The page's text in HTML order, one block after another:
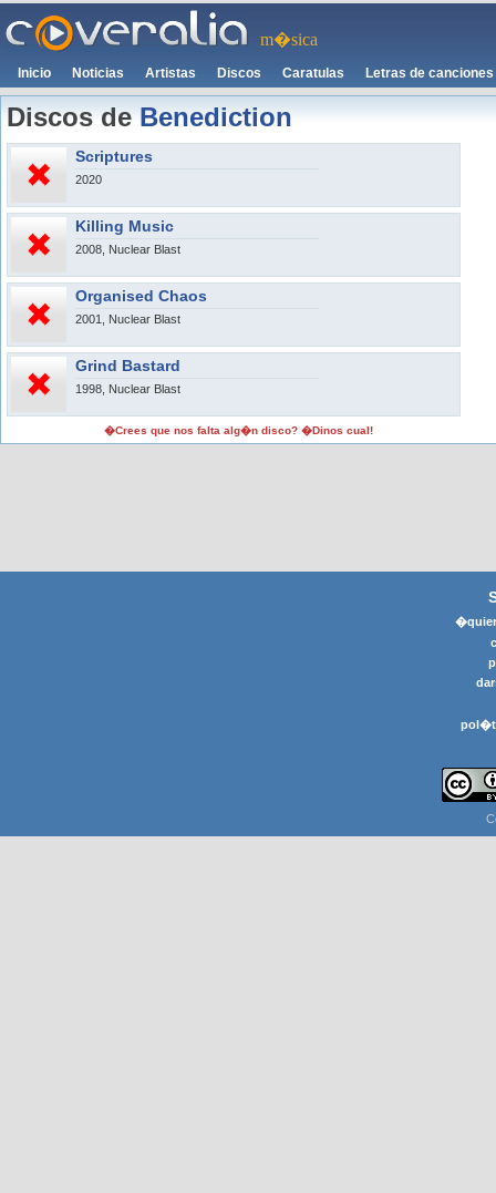
m�sica
Inicio Noticias Artistas Discos Caratulas Letras de canciones
Discos deBenediction
Scriptures
2020
Killing Music
2008, Nuclear Blast
Organised Chaos
2001, Nuclear Blast
Grind Bastard
1998, Nuclear Blast
�Crees que nos falta alg�n disco? �Dinos cual!